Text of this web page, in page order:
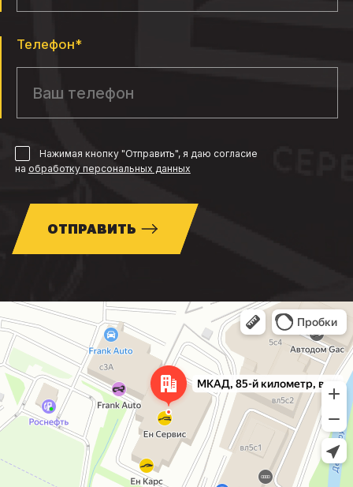
Телефон*
Нажимая кнопку "Отправить", я даю согласие
на обработку персональных данных
ОТПРАВИТЬ
Москва
МКАД, 85-й километр, вл3с1 — Яндекс Карты